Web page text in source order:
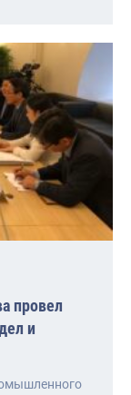
провел
и